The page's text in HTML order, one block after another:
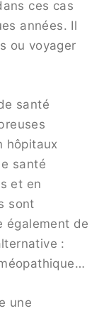
ces cas
années. Il
ou voyager
santé
hôpitaux
santé
et en
sont
également de
:
une